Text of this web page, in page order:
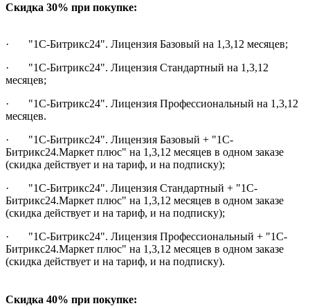
Скидка 30% при покупке:
· "1С-Битрикс24". Лицензия Базовый на 1,3,12 месяцев;
· "1С-Битрикс24". Лицензия Стандартный на 1,3,12
месяцев;
· "1С-Битрикс24". Лицензия Профессиональный на 1,3,12
месяцев.
· "1С-Битрикс24". Лицензия Базовый + "1С-
Битрикс24.Маркет плюс" на 1,3,12 месяцев в одном заказе
(скидка действует и на тариф, и на подписку);
· "1С-Битрикс24". Лицензия Стандартный + "1С-
Битрикс24.Маркет плюс" на 1,3,12 месяцев в одном заказе
(скидка действует и на тариф, и на подписку);
· "1С-Битрикс24". Лицензия Профессиональный + "1С-
Битрикс24.Маркет плюс" на 1,3,12 месяцев в одном заказе
(скидка действует и на тариф, и на подписку).
Скидка 40% при покупке: